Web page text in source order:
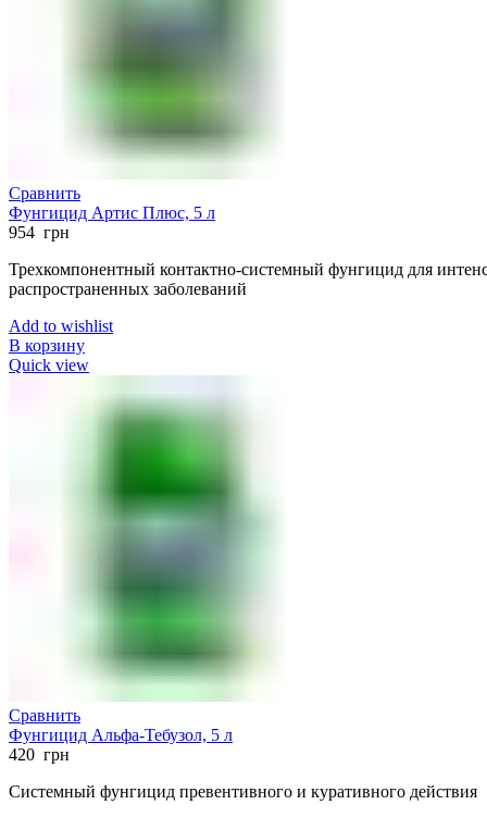
Сравнить
Фунгицид Артис Плюс, 5 л
954 грн
Трехкомпонентный контактно-системный фунгицид для
распространенных заболеваний
Add to wishlist
В корзину
Quick view
Сравнить
Фунгицид Альфа-Тебузол, 5 л
420 грн
Системный фунгицид превентивного и куративного действия